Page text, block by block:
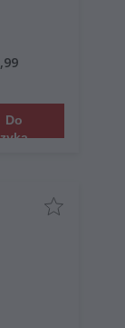
del Tacco 53,99
Do